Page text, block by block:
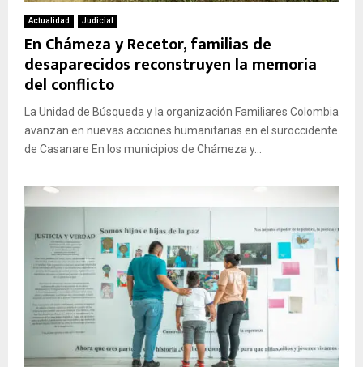
Actualidad Judicial
En Chámeza y Recetor, familias de
desaparecidos reconstruyen la memoria
del conflicto
La Unidad de Búsqueda y la organización Familiares Colombia
avanzan en nuevas acciones humanitarias en el suroccidente
de Casanare En los municipios de Chámeza y...